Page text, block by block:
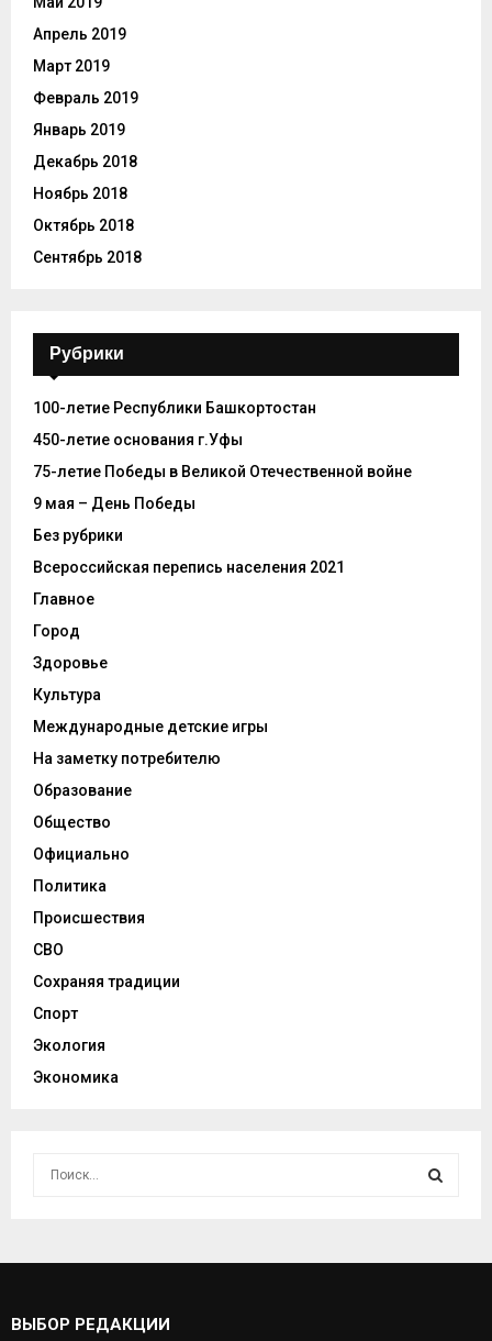
Апрель 2019
Март 2019
Февраль 2019
Январь 2019
Декабрь 2018
Ноябрь 2018
Октябрь 2018
Сентябрь 2018
Рубрики
100-летие Республики Башкортостан
450-летие основания г.Уфы
75-летие Победы в Великой Отечественной войне
9 мая – День Победы
Без рубрики
Всероссийская перепись населения 2021
Главное
Город
Здоровье
Культура
Международные детские игры
На заметку потребителю
Образование
Общество
Официально
Политика
Происшествия
СВО
Сохраняя традиции
Спорт
Экология
Экономика
С
ВЫБОР РЕДАКЦИИ